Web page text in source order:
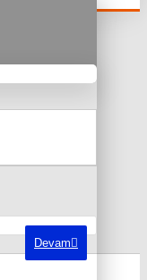
Devam